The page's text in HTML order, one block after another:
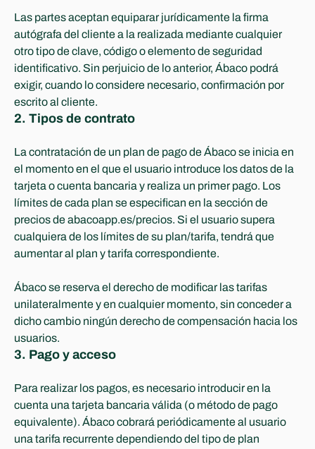
Las partes aceptan equiparar jurídicamente la firma
autógrafa del cliente a la realizada mediante cualquier
otro tipo de clave, código o elemento de seguridad
identificativo. Sin perjuicio de lo anterior, Ábaco podrá
exigir, cuando lo considere necesario, confirmación por
escrito al cliente.
2. Tipos de contrato
La contratación de un plan de pago de Ábaco se inicia en
el momento en el que el usuario introduce los datos de la
tarjeta o cuenta bancaria y realiza un primer pago. Los
límites de cada plan se especifican en la sección de
precios de abacoapp.es/precios. Si el usuario supera
cualquiera de los límites de su plan/tarifa, tendrá que
aumentar al plan y tarifa correspondiente.
Ábaco se reserva el derecho de modificar las tarifas
unilateralmente y en cualquier momento, sin conceder a
dicho cambio ningún derecho de compensación hacia los
usuarios.
3. Pago y acceso
Para realizar los pagos, es necesario introducir en la
cuenta una tarjeta bancaria válida (o método de pago
equivalente). Ábaco cobrará periódicamente al usuario
una tarifa recurrente dependiendo del tipo de plan